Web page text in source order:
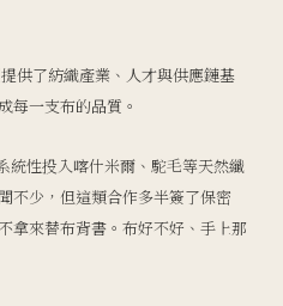
供了紡織產業、人才與供應鏈基
每一支布的品質。
性投入喀什米爾、駝毛等天然纖
不少，但這類合作多半簽了保密
來替布背書。布好不好、手上那